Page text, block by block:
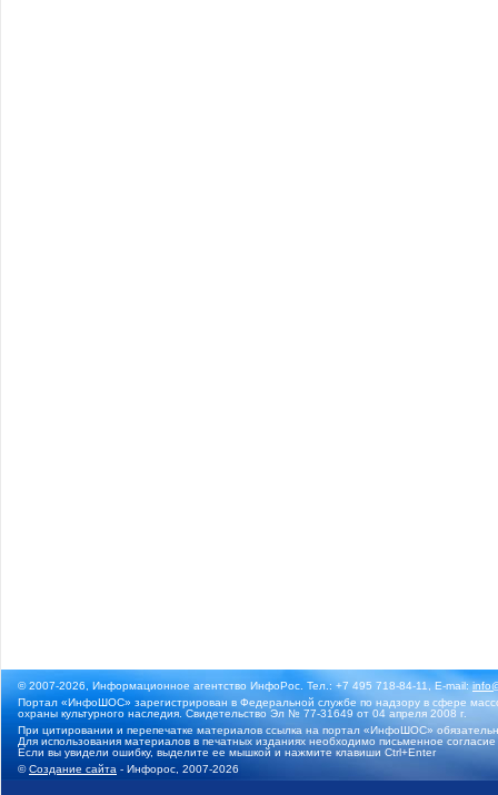
© 2007-2026, Информационное агентство ИнфоРос. Тел.: +7 495 718-84-11, E-mail:
Портал «ИнфоШОС» зарегистрирован в Федеральной службе по надзору в сфере
охраны культурного наследия. Свидетельство Эл № 77-31649 от 04 апреля 2008 г.
При цитировании и перепечатке материалов ссылка на портал «ИнфоШОС»
Для использования материалов в печатных изданиях необходимо письменное
Если вы увидели ошибку, выделите ее мышкой и нажмите клавиши Ctrl+Enter
©Создание сайта - Инфорос, 2007-2026